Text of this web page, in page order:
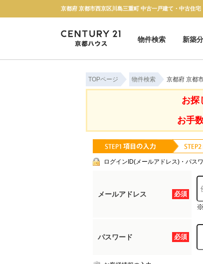
物件検索
新築
TOPページ 物件検索 京都府 京都
お探
お手
ログインID(メールアドレス)・パス
必須
メールアドレス
※
必須
パスワード